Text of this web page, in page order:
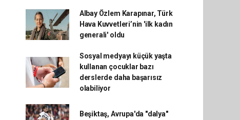
Albay Özlem Karapınar, Türk
Hava Kuvvetleri’nin 'ilk kadın
generali' oldu
Sosyal medyayı küçük yaşta
kullanan çocuklar bazı
derslerde daha başarısız
olabiliyor
Beşiktaş, Avrupa'da "dalya"